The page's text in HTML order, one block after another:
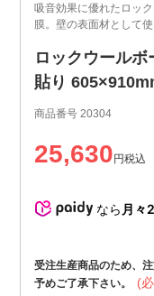
吸音効果に優れたロッ
膜。壁の表面材として使
ロックウール
貼り
商品番号 20304
25,630 税込
なら 月々
受注生産商品のため、
予めご了承下さい。
(